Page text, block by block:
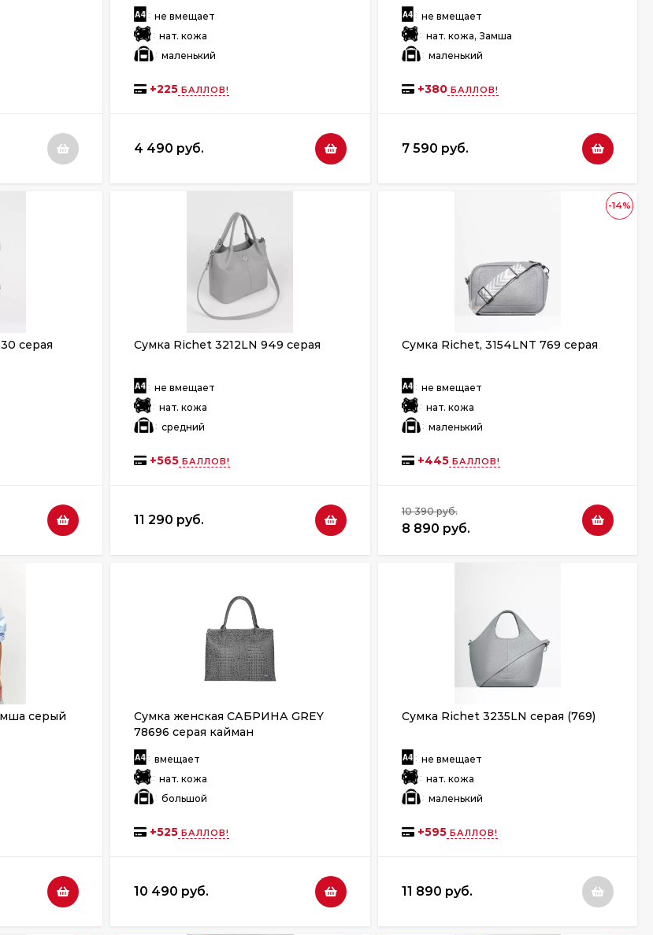
: не вмещает
: нат. кожа
: маленький
+225 БАЛЛОВ!
4 490 руб.
: не вмещает
: нат. кожа, Замша
: маленький
+380БАЛЛОВ!
7 590 руб.
серая Сумка Richet 3212LN 949 серая
: не вмещает
: нат. кожа
: средний
+565 БАЛЛОВ!
11 290 руб.
-14%
Сумка Richet, 3154LNT 769 серая
: не вмещает
: нат. кожа
: маленький
+445БАЛЛОВ!
10 390 руб.
8 890 руб.
серый
Сумка женская САБРИНА GREY
78696 серая кайман
: вмещает
: нат. кожа
: большой
+525 БАЛЛОВ!
10 490 руб.
Сумка Richet 3235LN серая (769)
: не вмещает
: нат. кожа
: маленький
+595БАЛЛОВ!
11 890 руб.